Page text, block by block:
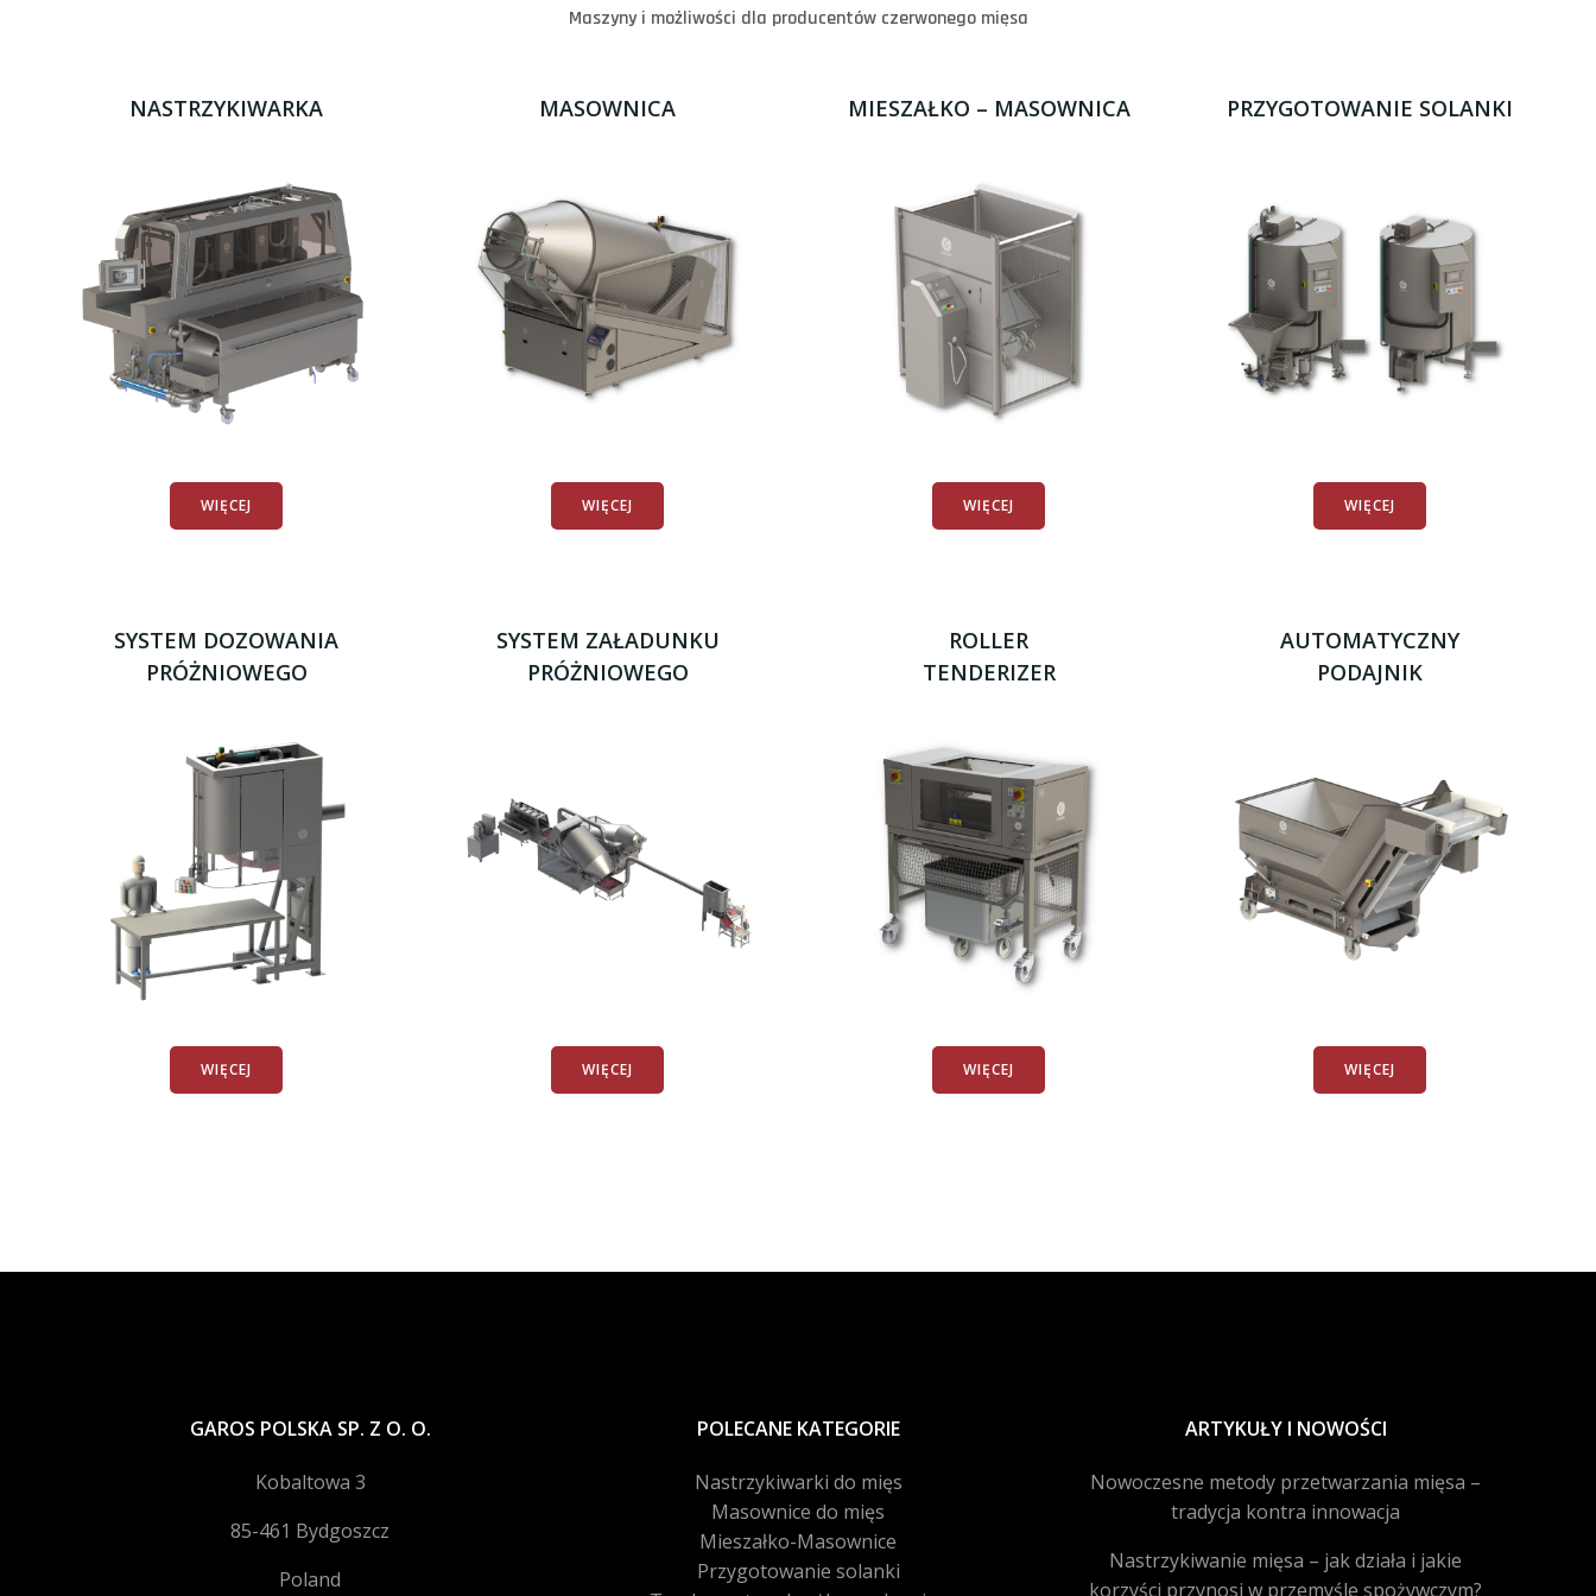
Maszyny i możliwości dla producentów czerwonego mięsa
NASTRZYKIWARKA
WIĘCEJ
MASOWNICA
WIĘCEJ
MIESZAŁKO – MASOWNICA
WIĘCEJ
PRZYGOTOWANIE SOLANKI
WIĘCEJ
SYSTEM DOZOWANIA
PRÓŻNIOWEGO
WIĘCEJ
SYSTEM ZAŁADUNKU
PRÓŻNIOWEGO
WIĘCEJ
ROLLER
TENDERIZER
WIĘCEJ
AUTOMATYCZNY
PODAJNIK
WIĘCEJ
GAROS POLSKA SP. Z O. O.
Kobaltowa 3
85-461 Bydgoszcz
Poland
POLECANE KATEGORIE
Nastrzykiwarki do mięs
Masownice do mięs
Mieszałko-Masownice
Przygotowanie solanki
ARTYKUŁY I NOWOŚCI
Nowoczesne metody przetwarzania mięsa –
tradycja kontra innowacja
Nastrzykiwanie mięsa – jak działa i jakie
korzyści przynosi w przemyśle spożywczym?